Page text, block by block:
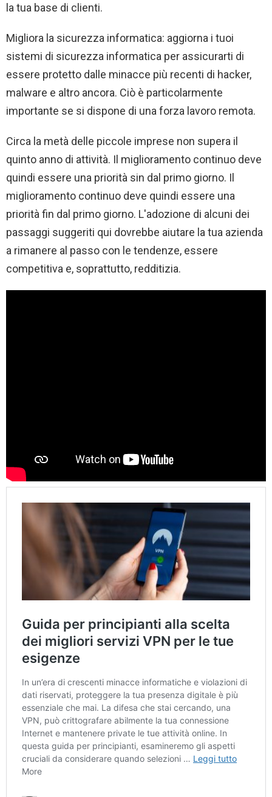
la tua base di clienti.
Migliora la sicurezza informatica: aggiorna i tuoi
sistemi di sicurezza informatica per assicurarti di
essere protetto dalle minacce più recenti di hacker,
malware e altro ancora. Ciò è particolarmente
importante se si dispone di una forza lavoro remota.
Circa la metà delle piccole imprese non supera il
quinto anno di attività. Il miglioramento continuo deve
quindi essere una priorità sin dal primo giorno. Il
miglioramento continuo deve quindi essere una
priorità fin dal primo giorno. L'adozione di alcuni dei
passaggi suggeriti qui dovrebbe aiutare la tua azienda
a rimanere al passo con le tendenze, essere
competitiva e, soprattutto, redditizia.